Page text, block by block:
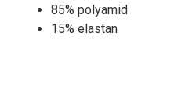
85% polyamid
15% elastan